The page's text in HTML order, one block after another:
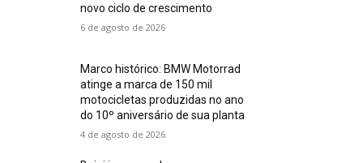
novo ciclo de crescimento
6 de agosto de 2026
Marco histórico: BMW Motorrad
atinge a marca de 150 mil
motocicletas produzidas no ano
do 10º aniversário de sua planta
4 de agosto de 2026